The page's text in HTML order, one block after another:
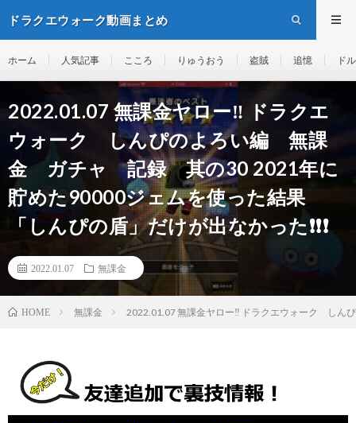
ドラクエウォーク動画まとめ
ホーム 人気記事 こころ りゅうおう 盗賊 追憶 ド
2022.01.07 無課金ヤロー‼️ ドラクエ
ウォーク しんぴのよろい編 無課
金 ガチャ 記録 其の30 2021年に
貯めた90000ジェムを使った結果
「しんぴの盾」だけが出なかった❗️❗️❗️
2022.01.07 無課金
HOME 無課金 2022.01.07 無課金ヤロー‼️ ドラクエウォーク しん